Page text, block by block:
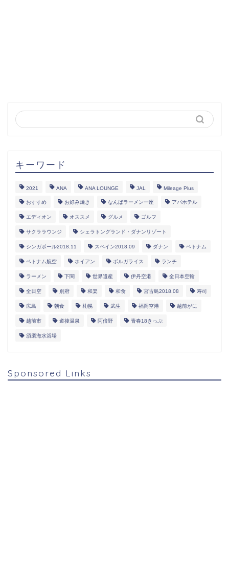
キーワード
2021 ANA ANA LOUNGE JAL Mileage Plus
おすすめ お好み焼き なんばラーメン一座 アパホテル
エディオン オススメ グルメ ゴルフ
サクララウンジ シェラトングランド・ダナンリゾート
シンガポール2018.11 スペイン2018.09 ダナン ベトナム
ベトナム航空 ホイアン ボルガライス ランチ
ラーメン 下関 世界遺産 伊丹空港 全日本空輸
全日空 別府 和楽 和食 宮古島2018.08 寿司
広島 朝食 札幌 武生 福岡空港 越前がに
越前市 道後温泉 阿倍野 青春18きっぷ
須磨海水浴場
Sponsored Links